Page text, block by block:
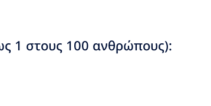
1 στους 100 ανθρώπους):